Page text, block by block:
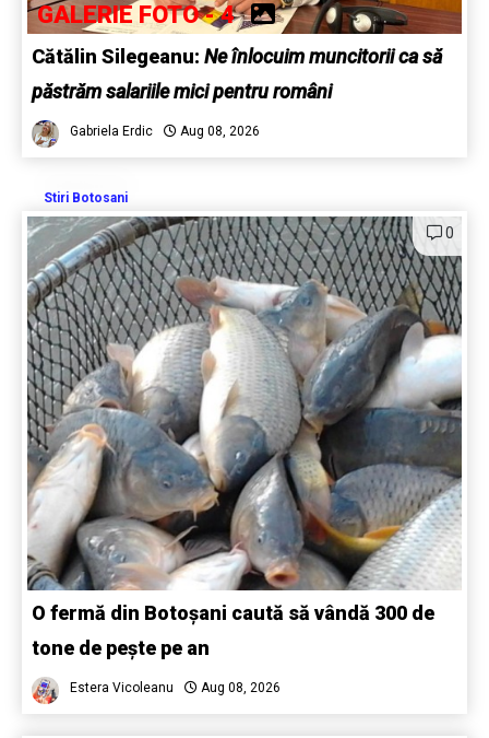
GALERIE FOTO - 4
Cătălin Silegeanu: Ne înlocuim muncitorii ca să
păstrăm salariile mici pentru români
Gabriela Erdic Aug 08, 2026
Stiri Botosani
0
O fermă din Botoșani caută să vândă 300 de
tone de pește pe an
Estera Vicoleanu Aug 08, 2026